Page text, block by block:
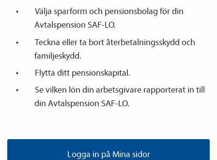
Välja sparform och pensions­bolag för din
Avtals­pension SAF-LO.
Teckna eller ta bort återbetalnings­skydd och
familje­skydd.
Flytta ditt pensions­kapital.
Se vilken lön din arbetsgivare rapporterat in till
din Avtals­pension SAF-LO.
Logga in på Mina sidor